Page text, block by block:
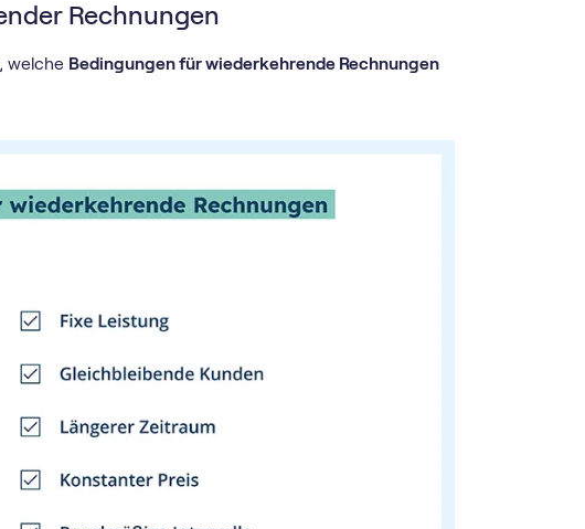
Rechnungen
welche Bedingungen für wiederkehrende Rechnungen